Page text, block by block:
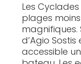
Les
plages
magnifiques.
d’Agio
accessible